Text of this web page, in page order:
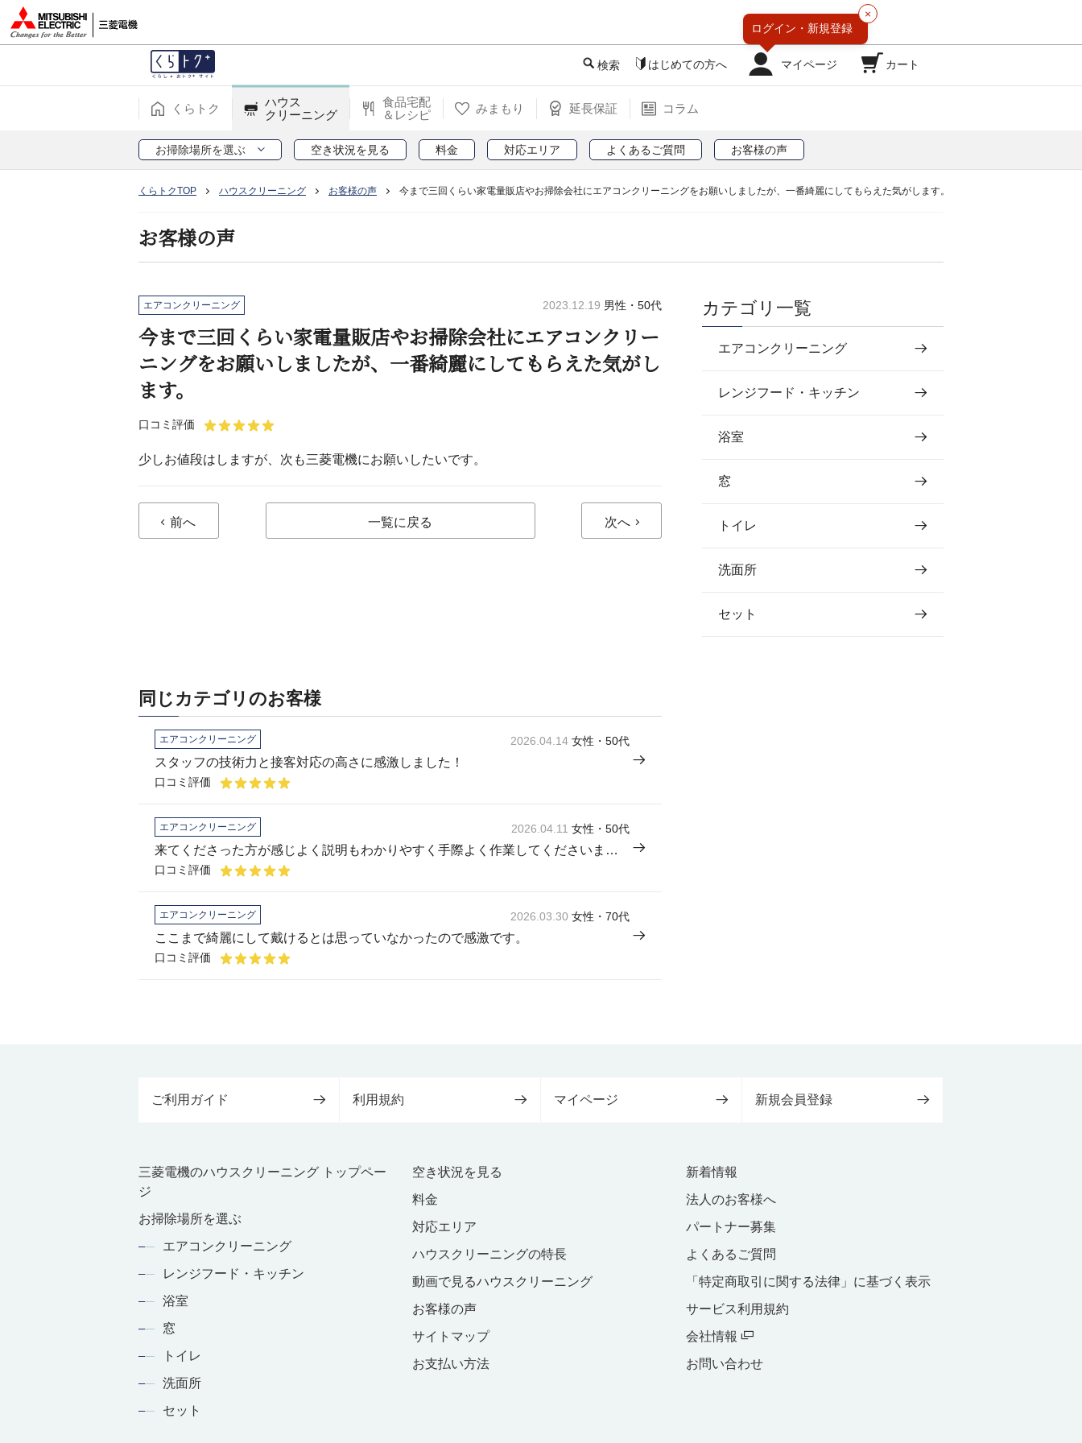
検索 はじめての方へ マイページ
×
ログイン・ 新規登録
カート
くらトク
ハウス
クリーニング
食品宅配
＆レシピ
みまもり 延長保証 コラム
お掃除場所を選ぶ 空き状況を見る 料金 対応エリア よくあるご質問 お客様の声
くらトクTOP ハウスクリーニング お客様の声 今まで三回くらい家電量販店やお掃除会社にエアコンクリーニングをお願いしましたが、一番綺麗にしてもらえた気がします。
お客様の声
エアコンクリーニング 2023.12.19 男性・50代
今まで三回くらい家電量販店やお掃除会社にエアコンクリー
ニングをお願いしましたが、一番綺麗にしてもらえた気がし
ます。
口コミ評価
少しお値段はしますが、次も三菱電機にお願いしたいです。
前へ 一覧に戻る 次へ
カテゴリ一覧
エアコンクリーニング
レンジフード・キッチン
浴室
窓
トイレ
洗面所
セット
同じカテゴリのお客様
エアコンクリーニング 2026.04.14 女性・50代
スタッフの技術力と接客対応の高さに感激しました！
口コミ評価
エアコンクリーニング 2026.04.11 女性・50代
来てくださった方が感じよく説明もわかりやすく手際よく作業してくださいました。
口コミ評価
エアコンクリーニング 2026.03.30 女性・70代
ここまで綺麗にして戴けるとは思っていなかったので感激です。
口コミ評価
ご利用ガイド 利用規約 マイページ 新規会員登録
三菱電機のハウスクリーニング トップペー
ジ
お掃除場所を選ぶ
エアコンクリーニング
レンジフード・キッチン
浴室
窓
トイレ
洗面所
セット
空き状況を見る
料金
対応エリア
ハウスクリーニングの特長
動画で見るハウスクリーニング
お客様の声
サイトマップ
お支払い方法
新着情報
法人のお客様へ
パートナー募集
よくあるご質問
「特定商取引に関する法律」に基づく表示
サービス利用規約
会社情報
お問い合わせ